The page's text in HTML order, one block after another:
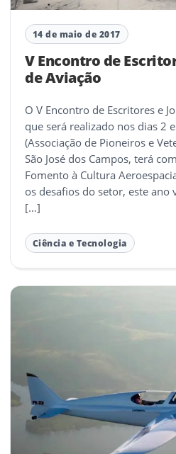
14 de maio de 2017
V Encontro de
de Aviação
O V Encontro de Escritores e
que será realizado nos dias 2
(Associação de Pioneiros e
São José dos Campos, terá
Fomento à Cultura
os desafios do setor, este ano
[…]
Ciência e Tecnologia